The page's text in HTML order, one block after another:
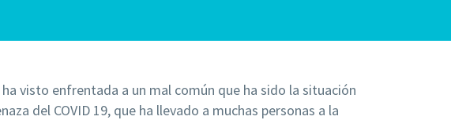
visto enfrentada a un mal común que ha sido la situación
del COVID 19, que ha llevado a muchas personas a la